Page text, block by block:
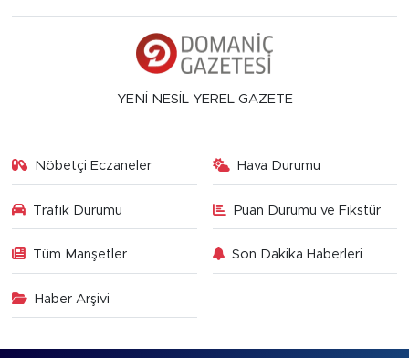
YENİ NESİL YEREL GAZETE
Nöbetçi Eczaneler Hava Durumu
Trafik Durumu Puan Durumu ve Fikstür
Tüm Manşetler Son Dakika Haberleri
Haber Arşivi